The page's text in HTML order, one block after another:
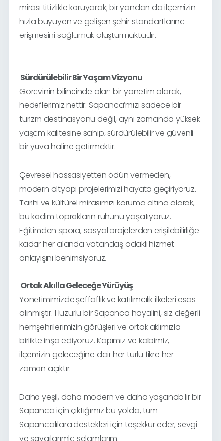
mirası titizlikle koruyarak; bir yandan da ilçemizin
hızla büyüyen ve gelişen şehir standartlarına
erişmesini sağlamak oluşturmaktadır.
Sürdürülebilir Bir Yaşam Vizyonu
Görevinin bilincinde olan bir yönetim olarak,
hedeflerimiz nettir: Sapanca’mızı sadece bir
turizm destinasyonu değil, aynı zamanda yüksek
yaşam kalitesine sahip, sürdürülebilir ve güvenli
bir yuva haline getirmektir.
Çevresel hassasiyetten ödün vermeden,
modern altyapı projelerimizi hayata geçiriyoruz.
Tarihi ve kültürel mirasımızı koruma altına alarak,
bu kadim toprakların ruhunu yaşatıyoruz.
Eğitimden spora, sosyal projelerden erişilebilirliğe
kadar her alanda vatandaş odaklı hizmet
anlayışını benimsiyoruz.
Ortak Akılla Geleceğe Yürüyüş
Yönetimimizde şeffaflık ve katılımcılık ilkeleri esas
alınmıştır. Huzurlu bir Sapanca hayalini, siz değerli
hemşehrilerimizin görüşleri ve ortak aklımızla
birlikte inşa ediyoruz. Kapımız ve kalbimiz,
ilçemizin geleceğine dair her türlü fikre her
zaman açıktır.
Daha yeşil, daha modern ve daha yaşanabilir bir
Sapanca için çıktığımız bu yolda, tüm
Sapancalılara destekleri için teşekkür eder, sevgi
ve saygılarımla selamlarım.